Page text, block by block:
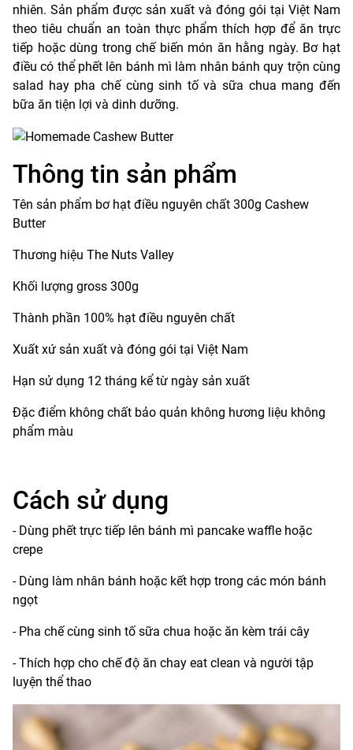
nhiên. Sản phẩm được sản xuất và đóng gói tại Việt Nam
theo tiêu chuẩn an toàn thực phẩm thích hợp để ăn trực
tiếp hoặc dùng trong chế biến món ăn hằng ngày. Bơ hạt
điều có thể phết lên bánh mì làm nhân bánh quy trộn cùng
salad hay pha chế cùng sinh tố và sữa chua mang đến
bữa ăn tiện lợi và dinh dưỡng.
Thông tin sản phẩm
Tên sản phẩm bơ hạt điều nguyên chất 300g Cashew
Butter
Thương hiệu The Nuts Valley
Khối lượng gross 300g
Thành phần 100% hạt điều nguyên chất
Xuất xứ sản xuất và đóng gói tại Việt Nam
Hạn sử dụng 12 tháng kể từ ngày sản xuất
Đặc điểm không chất bảo quản không hương liệu không
phẩm màu
Cách sử dụng
- Dùng phết trực tiếp lên bánh mì pancake waffle hoặc
crepe
- Dùng làm nhân bánh hoặc kết hợp trong các món bánh
ngọt
- Pha chế cùng sinh tố sữa chua hoặc ăn kèm trái cây
- Thích hợp cho chế độ ăn chay eat clean và người tập
luyện thể thao